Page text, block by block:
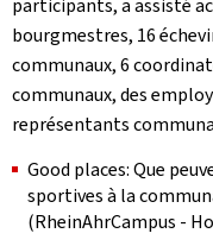
participants, a assisté
bourgmestres, 16
communaux, 6
communaux, des
représentants
Good places: Que
sportives à la
(RheinAhrCampus -